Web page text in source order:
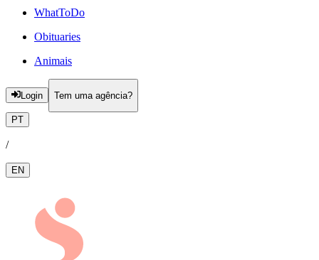
WhatToDo
Obituaries
Animais
Login Tem uma agência?
PT
/
EN